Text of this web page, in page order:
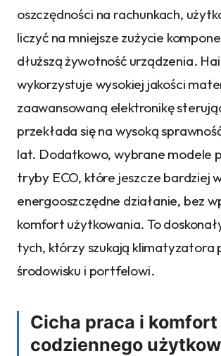
oszczędności na rachunkach,
liczyć na mniejsze zużycie
dłuższą żywotność urządzenia.
wykorzystuje wysokiej jakości
zaawansowaną elektronikę
przekłada się na wysoką
lat. Dodatkowo, wybrane modele
tryby ECO, które jeszcze bardziej
energooszczędne działanie, bez
komfort użytkowania. To
tych, którzy szukają klimatyzatora
środowisku i portfelowi.
Cicha praca i komfort
codziennego